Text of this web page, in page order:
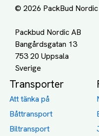
© 2026 PackBud Nordic
Packbud Nordic AB
Bangårdsgatan 13
753 20 Uppsala
Transporter
Att tänka på
Båttransport
Biltransport